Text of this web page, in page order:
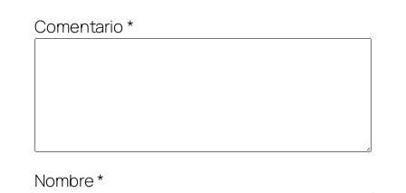
Comentario*
Nombre*